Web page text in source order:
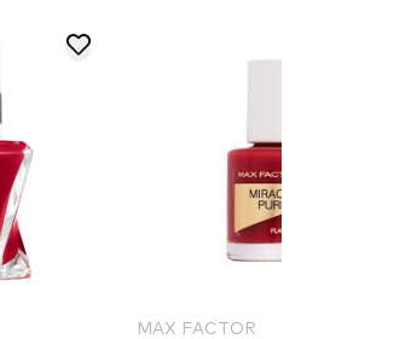
MAX FACTOR